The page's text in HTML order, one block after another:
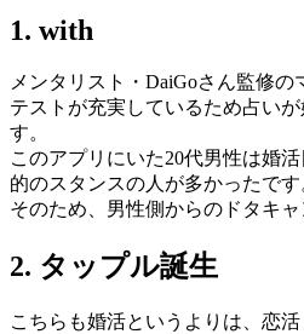
1. with
メンタリスト・DaiGoさん監修
テストが充実しているため占い
す。
このアプリにいた20代男性は婚
的のスタンスの人が多かったです
そのため、男性側からのドタキャ
2. タップル誕生
こちらも婚活というよりは、恋